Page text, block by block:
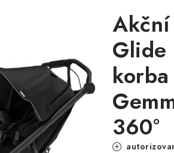
Glide
360°